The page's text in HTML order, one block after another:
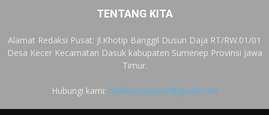
TENTANG KITA
Alamat Redaksi Pusat: Jl.Khotip Banggil Dusun Daja RT/RW.01/01
Desa Kecer Kecamatan Dasuk kabupaten Sumenep Provinsi Jawa
Timur.
Hubungi kami: redaksijnnpusat@gmail.com